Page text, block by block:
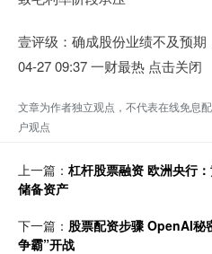
壹评级：确成股份业绩不及预
04-27 09:37 一财最热 点击关闭
文章为作者独立观点，不代表在线免息
户观点
上一篇： 杠杆股票融资 欧洲央行
储备资产
下一篇： 股票配资步骤 OpenAI秘
争霸”开战